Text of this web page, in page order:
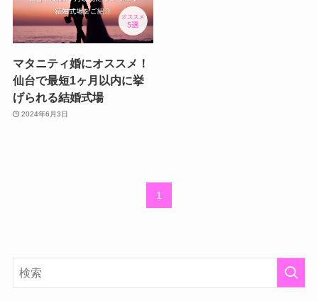
マタニティ婚にオススメ！
仙台で最短1ヶ月以内に挙
げられる結婚式場
2024年6月3日
1